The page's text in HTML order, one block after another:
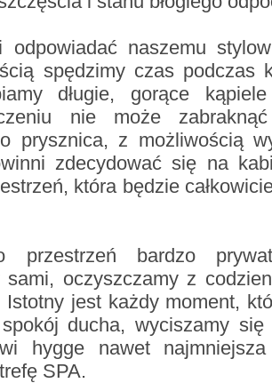
odpowiadać naszemu
spędzimy czas podczas
długie, gorące
nie może
prysznica, z możliwością
zdecydować się na
która będzie
przestrzeń bardzo
sami, oczyszczamy z
Istotny jest każdy moment,
ducha, wyciszamy
hygge nawet
SPA.